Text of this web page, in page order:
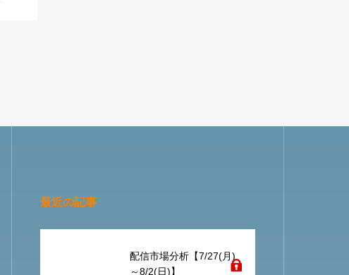
最近の記事
配信市場分析【7/27(月)
～8/2(日)】